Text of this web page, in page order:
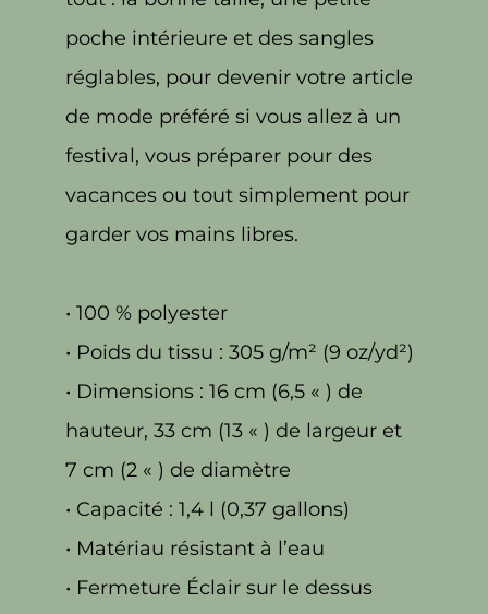
poche intérieure et des sangles
réglables, pour devenir votre article
de mode préféré si vous allez à un
festival, vous préparer pour des
vacances ou tout simplement pour
garder vos mains libres.
• 100 % polyester
• Poids du tissu : 305 g/m² (9 oz/yd²)
• Dimensions : 16 cm (6,5 « ) de
hauteur, 33 cm (13 « ) de largeur et
7 cm (2 « ) de diamètre
• Capacité : 1,4 l (0,37 gallons)
• Matériau résistant à l’eau
• Fermeture Éclair sur le dessus